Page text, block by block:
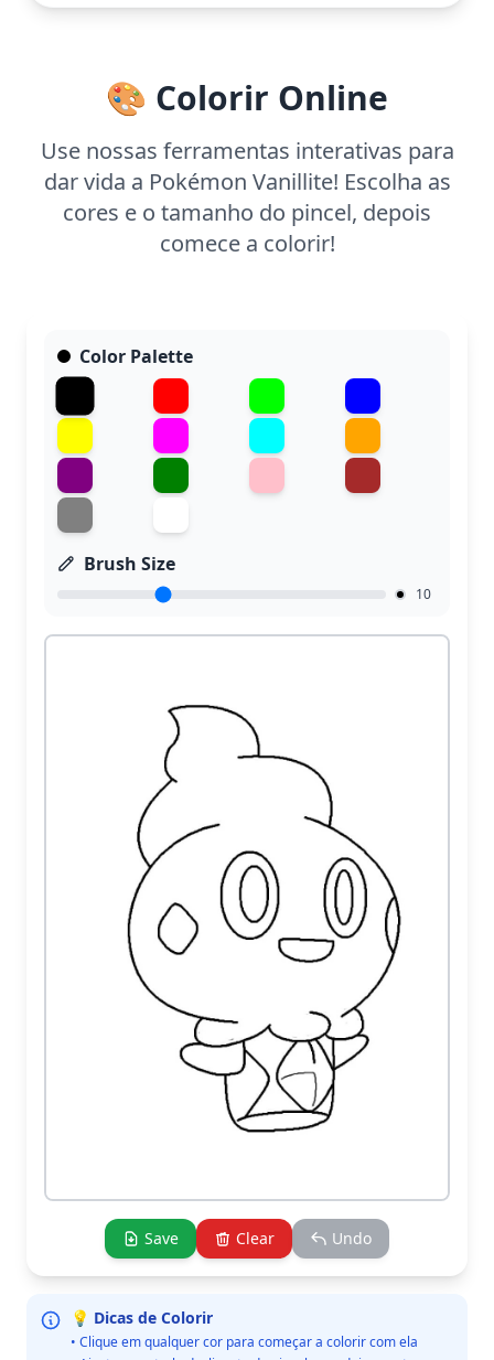
este adorável Pokémon!
🎨 Colorir Online
Use nossas ferramentas interativas para
dar vida a Pokémon Vanillite! Escolha as
cores e o tamanho do pincel, depois
comece a colorir!
Color Palette
Brush Size
10
Save Clear Undo
💡 Dicas de Colorir
• Clique em qualquer cor para começar a colorir com ela